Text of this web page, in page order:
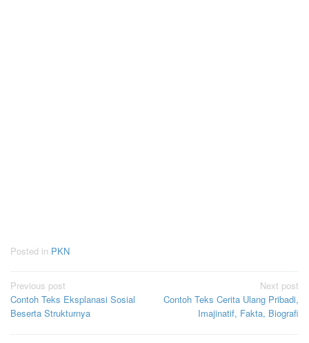
Posted in PKN
Post
navigation
Previous post
Contoh Teks Eksplanasi Sosial
Beserta Strukturnya
Next post
Contoh Teks Cerita Ulang Pribadi,
Imajinatif, Fakta, Biografi